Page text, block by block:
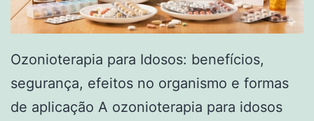
Ozonioterapia para Idosos: benefícios,
segurança, efeitos no organismo e formas
de aplicação A ozonioterapia para idosos